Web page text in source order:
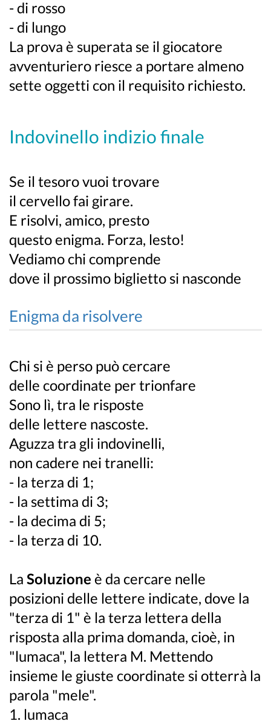
- di rosso
- di lungo
La prova è superata se il giocatore
avventuriero riesce a portare almeno
sette oggetti con il requisito richiesto.
Indovinello indizio finale
Se il tesoro vuoi trovare
il cervello fai girare.
E risolvi, amico, presto
questo enigma. Forza, lesto!
Vediamo chi comprende
dove il prossimo biglietto si nasconde
Enigma da risolvere
Chi si è perso può cercare
delle coordinate per trionfare
Sono lì, tra le risposte
delle lettere nascoste.
Aguzza tra gli indovinelli,
non cadere nei tranelli:
- la terza di 1;
- la settima di 3;
- la decima di 5;
- la terza di 10.
La Soluzione è da cercare nelle
posizioni delle lettere indicate, dove la
"terza di 1" è la terza lettera della
risposta alla prima domanda, cioè, in
"lumaca", la lettera M. Mettendo
insieme le giuste coordinate si otterrà la
parola "mele".
1. lumaca